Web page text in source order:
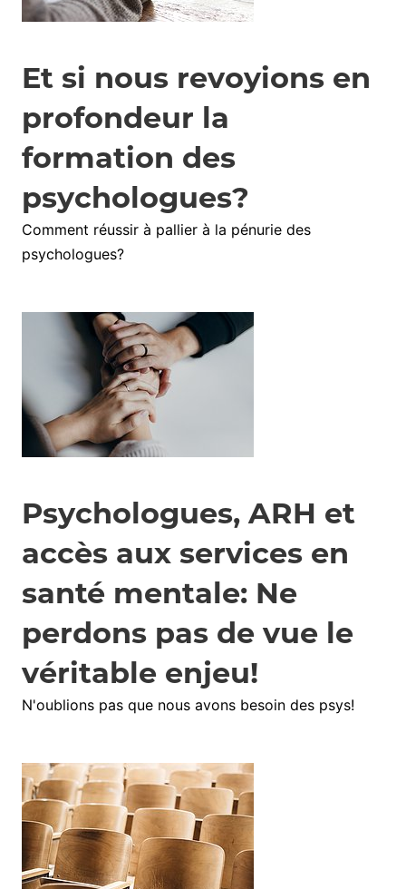
Et si nous revoyions en
profondeur la
formation des
psychologues?
Comment réussir à pallier à la pénurie des
psychologues?
Psychologues, ARH et
accès aux services en
santé mentale: Ne
perdons pas de vue le
véritable enjeu!
N'oublions pas que nous avons besoin des psys!